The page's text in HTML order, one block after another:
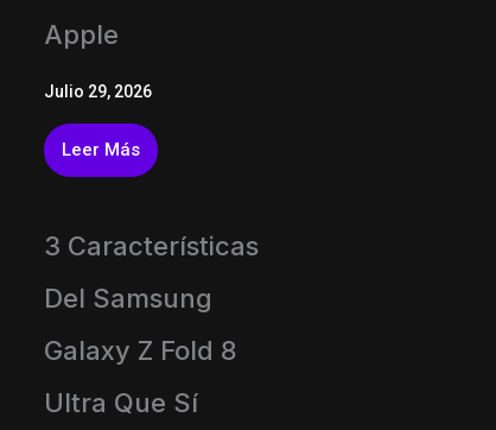
Apple
Julio 29, 2026
Leer Más
3 Características
Del Samsung
Galaxy Z Fold 8
Ultra Que Sí